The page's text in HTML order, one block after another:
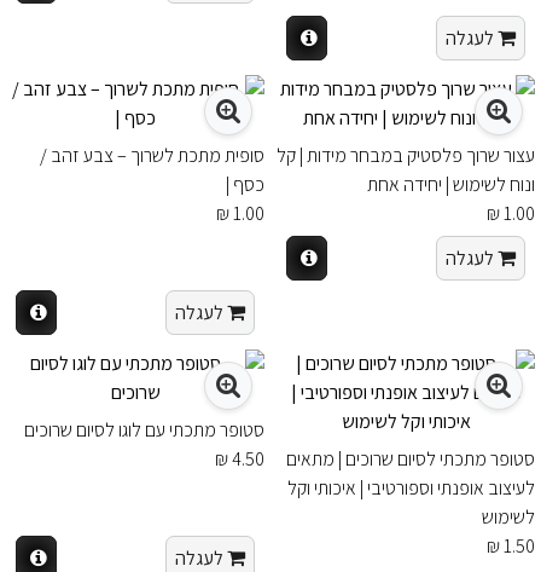
לעגלה
עצור שרוך פלסטיק במבחר מידות | קל
ונוח לשימוש | יחידה אחת
1.00 ₪
לעגלה
סופית מתכת לשרוך – צבע זהב /
כסף |
1.00 ₪
לעגלה
סטופר מתכתי לסיום שרוכים | מתאים
לעיצוב אופנתי וספורטיבי | איכותי וקל
לשימוש
1.50 ₪
סטופר מתכתי עם לוגו לסיום שרוכים
4.50 ₪
לעגלה